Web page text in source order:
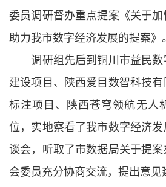
委员调研督办重点提案《关于
助力我市数字经济发展的提案》。
调研组先后到铜川市益民数
建设项目、陕西爱目数智科技
标注项目、陕西苍穹领航无人
位，实地察看了我市数字经济
谈会，听取了市数据局关于提
会委员充分协商交流，提出意见